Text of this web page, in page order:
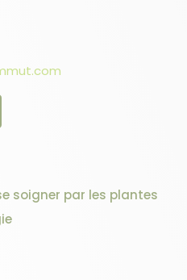
soigner par les plantes